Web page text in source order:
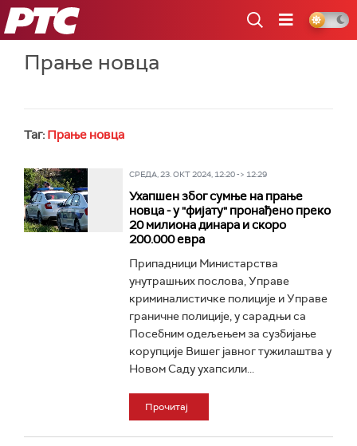
РТС
Прање новца
Таг: Прање новца
СРЕДА, 23. ОКТ 2024, 12:20 -> 12:29
Ухапшен због сумње на прање
новца - у "фијату" пронађено преко
20 милиона динара и скоро
200.000 евра
Припадници Министарства
унутрашњих послова, Управе
криминалистичке полиције и Управе
граничне полиције, у сарадњи са
Посебним одељењем за сузбијање
корупције Вишег јавног тужилаштва у
Новом Саду ухапсили...
Прочитај